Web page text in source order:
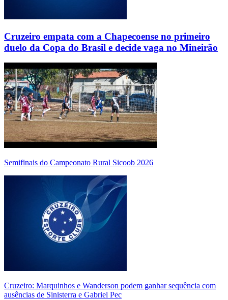
Cruzeiro empata com a Chapecoense no primeiro
duelo da Copa do Brasil e decide vaga no Mineirão
Semifinais do Campeonato Rural Sicoob 2026
Cruzeiro: Marquinhos e Wanderson podem ganhar sequência com
ausências de Sinisterra e Gabriel Pec